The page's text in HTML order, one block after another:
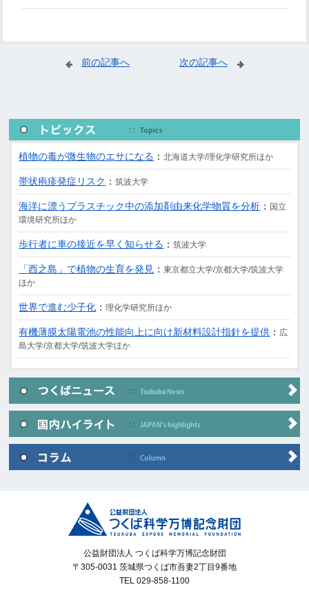
前の記事へ 次の記事へ
植物の毒が微生物のエサになる ：北海道大学/理化学研究所ほか
帯状疱疹発症リスク ：筑波大学
海洋に漂うプラスチック中の添加剤由来化学物質を分析 ： 国立
環境研究所ほか
歩行者に車の接近を早く知らせる ：筑波大学
「西之島」で植物の生育を発見 ：東京都立大学/京都大学/筑波大学
ほか
世界で進む少子化 ：理化学研究所ほか
有機薄膜太陽電池の性能向上に向け新材料設計指針を提供 ： 広
島大学/京都大学/筑波大学ほか
公益財団法人 つくば科学万博記念財団
〒305-0031 茨城県つくば市吾妻2丁目9番地
TEL 029-858-1100